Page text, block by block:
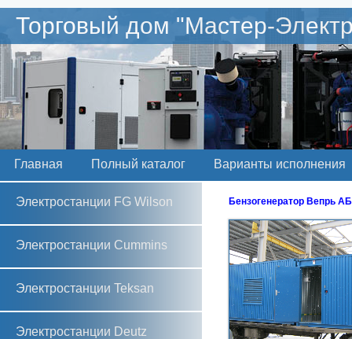
Торговый дом "Мастер-
Главная Полный каталог Варианты исполнения
Электростанции FG Wilson
Электростанции Cummins
Электростанции Teksan
Электростанции Deutz
Бензогенератор Вепрь